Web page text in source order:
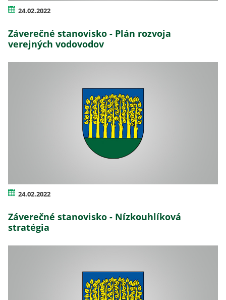
24.02.2022
Záverečné stanovisko - Plán rozvoja
verejných vodovodov
24.02.2022
Záverečné stanovisko - Nízkouhlíková
stratégia